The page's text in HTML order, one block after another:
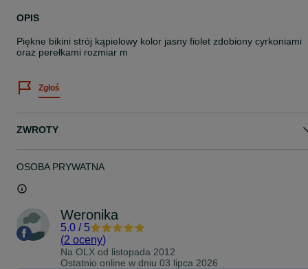
OPIS
Piękne bikini strój kąpielowy kolor jasny fiolet zdobiony cyrkoniami
oraz perełkami rozmiar m
Zgłoś
ZWROTY
OSOBA PRYWATNA
Weronika
5.0 / 5
(2 oceny)
Na OLX od listopada 2012
Ostatnio online w dniu 03 lipca 2026